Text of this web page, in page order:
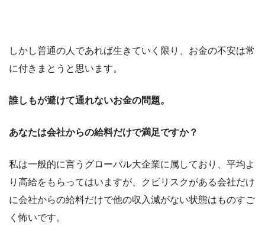
しかし普通の人であれば生きていく限り、お金の不安は常
に付きまとうと思います。
誰しもが避けて通れないお金の問題。
あなたは会社からの給料だけで満足ですか？
私は一般的に言うグローバル大企業に属しており、平均よ
り高給をもらってはいますが、クビリスクがある会社だけ
に会社からの給料だけで他の収入減がない状態はものすご
く怖いです。